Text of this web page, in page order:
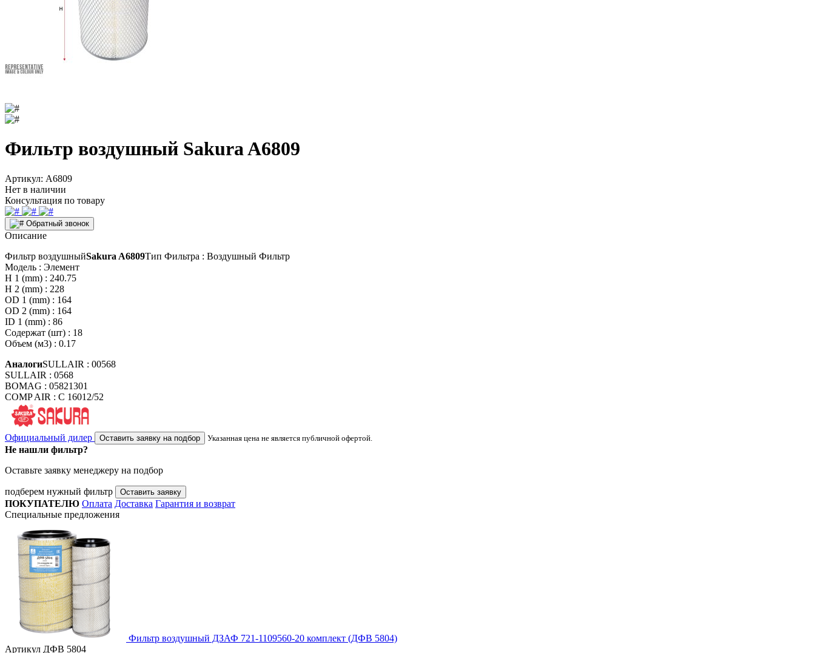
Фильтр воздушный Sakura A6809
Артикул: A6809
Нет в наличии
Консультация по товару
Обратный звонок
Описание
Фильтр воздушныйSakura A6809Тип Фильтра : Воздушный Фильтр
Модель : Элемент
H 1 (mm) : 240.75
H 2 (mm) : 228
OD 1 (mm) : 164
OD 2 (mm) : 164
ID 1 (mm) : 86
Содержат (шт) : 18
Объем (м3) : 0.17
АналогиSULLAIR : 00568
SULLAIR : 0568
BOMAG : 05821301
COMP AIR : C 16012/52
Официальный дилер Оставить заявку на подбор Указанная цена не является публичной офертой.
Не нашли фильтр?
Оставьте заявку менеджеру на подбор
подберем нужный фильтр Оставить заявку
ПОКУПАТЕЛЮ Оплата Доставка Гарантия и возврат
Специальные предложения
Фильтр воздушный ДЗАФ 721-1109560-20 комплект (ДФВ 5804)
Артикул ДФВ 5804